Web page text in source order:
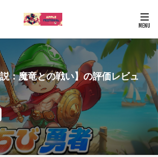
：魔竜との戦い】の評価レビュ